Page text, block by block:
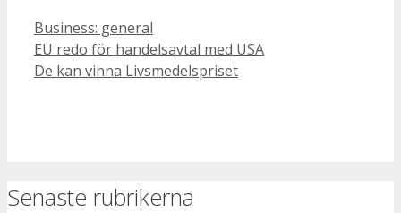
Categories
Business: general
EU redo för handelsavtal med USA
De kan vinna Livsmedelspriset
Senaste rubrikerna